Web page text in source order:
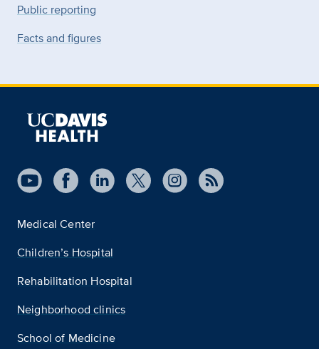
Public reporting
Facts and figures
Medical Center
Children’s Hospital
Rehabilitation Hospital
Neighborhood clinics
School of Medicine